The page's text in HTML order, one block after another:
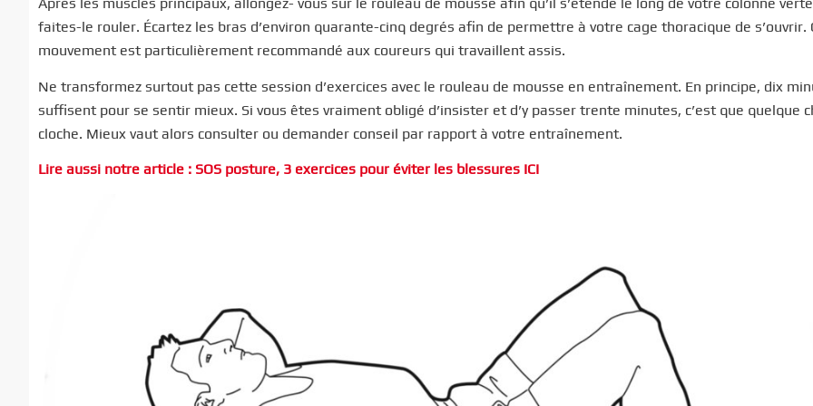
faites-le rouler. Écartez les bras d’environ quarante-cinq degrés afin de permettre à votre cage thoracique de s’ouvrir.
mouvement est particulièrement recommandé aux coureurs qui travaillent assis.
Ne transformez surtout pas cette session d’exercices avec le rouleau de mousse en entraînement. En principe, dix
suffisent pour se sentir mieux. Si vous êtes vraiment obligé d’insister et d’y passer trente minutes, c’est que quelque
cloche. Mieux vaut alors consulter ou demander conseil par rapport à votre entraînement.
Lire aussi notre article : SOS posture, 3 exercices pour éviter les blessures ICI